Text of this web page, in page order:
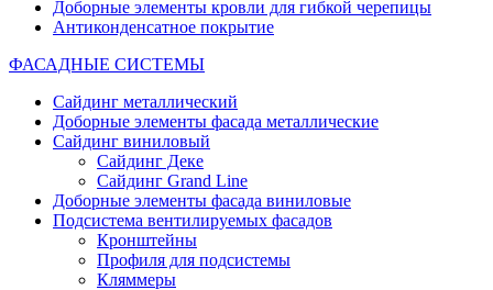
Доборные элементы кровли для гибкой черепицы
Антиконденсатное покрытие
ФАСАДНЫЕ СИСТЕМЫ
Сайдинг металлический
Доборные элементы фасада металлические
Сайдинг виниловый
Сайдинг Деке
Сайдинг Grand Line
Доборные элементы фасада виниловые
Подсистема вентилируемых фасадов
Кронштейны
Профиля для подсистемы
Кляммеры